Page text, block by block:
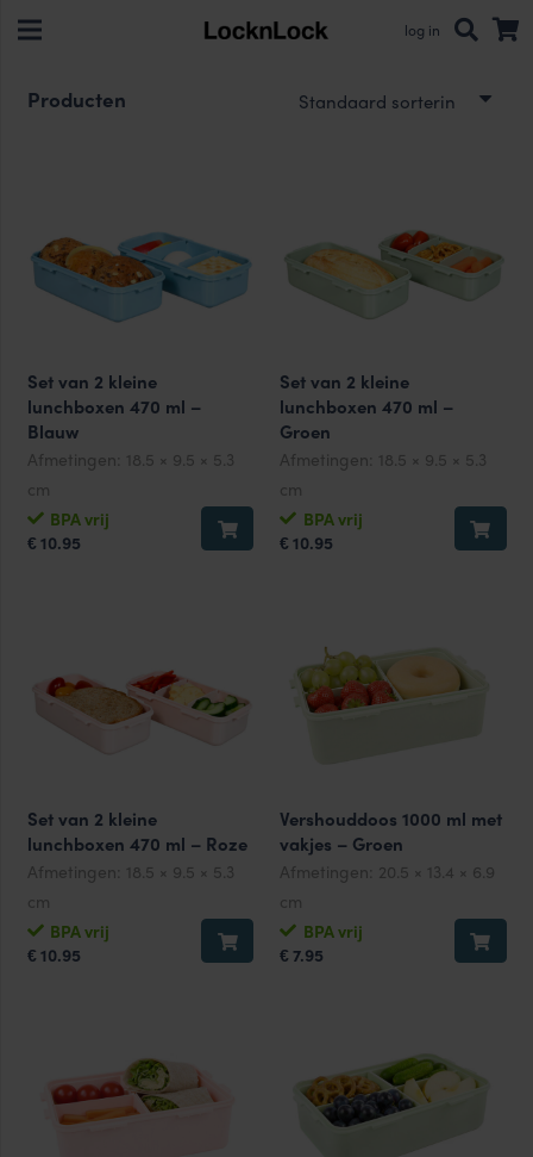
log in
Producten
Set van 2 kleine
lunchboxen 470 ml –
Blauw
Afmetingen:
18.5 × 9.5 × 5.3
cm
BPA vrij
€ 10.95
Set van 2 kleine
lunchboxen 470 ml –
Groen
Afmetingen:
18.5 × 9.5 × 5.3
cm
BPA vrij
€ 10.95
Set van 2 kleine
lunchboxen 470 ml – Roze
Afmetingen:
18.5 × 9.5 × 5.3
cm
BPA vrij
€ 10.95
Vershouddoos 1000 ml met
vakjes – Groen
Afmetingen: 20.5 × 13.4 × 6.9
cm
BPA vrij
€ 7.95